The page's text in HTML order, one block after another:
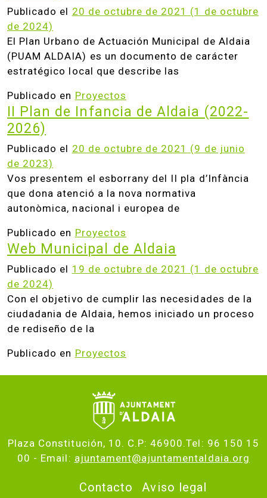
Publicado el 20 de octubre de 2021 (1 de octubre
de 2024)
El Plan Urbano de Actuación Municipal de Aldaia
(PUAM ALDAIA) es un documento de carácter
estratégico local que describe las
Publicado en Proyectos
II Plan de Infancia de Aldaia (2022-
2026)
Publicado el 20 de octubre de 2021 (9 de junio
de 2023)
Vos presentem el esborrany del II pla d’Infància
que dona atenció a la nova normativa
autonòmica, nacional i europea de
Publicado en Proyectos
Web Municipal de Aldaia
Publicado el 19 de octubre de 2021 (1 de octubre
de 2024)
Con el objetivo de cumplir las necesidades de la
ciudadania de Aldaia, hemos iniciado un proceso
de rediseño de la
Publicado en Proyectos
Plaza Constitución, 10. C.P: 46900.Tel: 96 150 15
00 - Email: ajuntament@ajuntamentaldaia.org
Contacto Aviso legal